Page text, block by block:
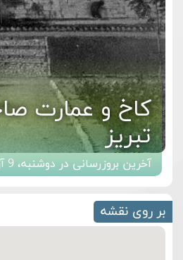
کاخ و عمارت
تبریز
آخرین بروزرسانی در دوشنبه، 9 آوریل 2018
بر روی نقشه